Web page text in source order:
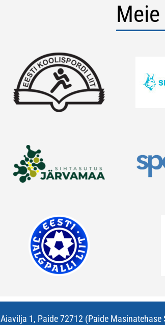
Aiavilja 1, Paide 72712 (Paide Masinatehase